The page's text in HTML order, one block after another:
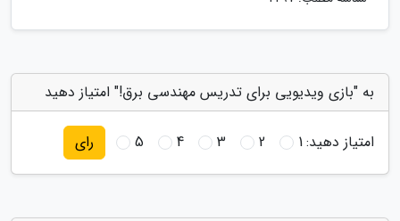
به "بازی ویدیویی برای تدریس مهندسی برق!" امتیاز دهید
امتیاز دهید:1
2
3
4
5 رای